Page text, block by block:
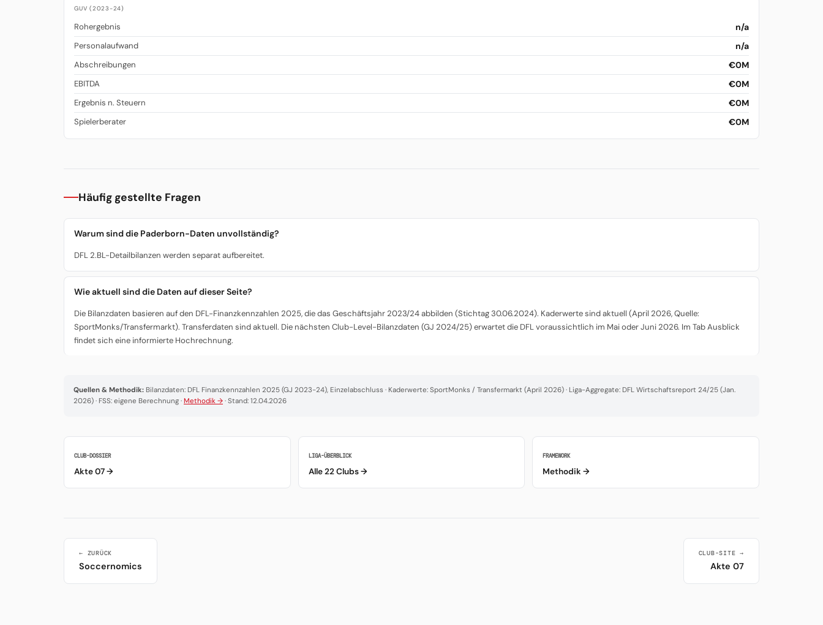
GUV (2023-24)
Rohergebnis n/a
Personalaufwand n/a
Abschreibungen €0M
EBITDA €0M
Ergebnis n. Steuern €0M
Spielerberater €0M
Häufig gestellte Fragen
Warum sind die Paderborn-Daten unvollständig?
DFL 2.BL-Detailbilanzen werden separat aufbereitet.
Wie aktuell sind die Daten auf dieser Seite?
Die Bilanzdaten basieren auf den DFL-Finanzkennzahlen 2025, die das Geschäftsjahr 2023/24 abbilden (Stichtag 30.06.2024). Kaderwerte sind aktuell (April 2026, Quelle:
SportMonks/Transfermarkt). Transferdaten sind aktuell. Die nächsten Club-Level-Bilanzdaten (GJ 2024/25) erwartet die DFL voraussichtlich im Mai oder Juni 2026. Im Tab Ausblick
findet sich eine informierte Hochrechnung.
Quellen & Methodik: Bilanzdaten: DFL Finanzkennzahlen 2025 (GJ 2023-24), Einzelabschluss · Kaderwerte: SportMonks / Transfermarkt (April 2026) · Liga-Aggregate: DFL Wirtschaftsreport 24/25 (Jan.
2026) · FSS: eigene Berechnung · Methodik → · Stand: 12.04.2026
CLUB-DOSSIER
Akte 07 →
LIGA-ÜBERBLICK
Alle 22 Clubs →
FRAMEWORK
Methodik →
← ZURÜCK
Soccernomics
CLUB-SITE →
Akte 07